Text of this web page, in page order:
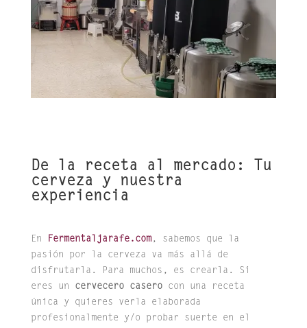
De la receta al mercado: Tu
cerveza y nuestra
experiencia
En Fermentaljarafe.com, sabemos que la
pasión por la cerveza va más allá de
disfrutarla. Para muchos, es crearla. Si
eres un cervecero caserocon una receta
única y quieres verla elaborada
profesionalmente y/o probar suerte en el